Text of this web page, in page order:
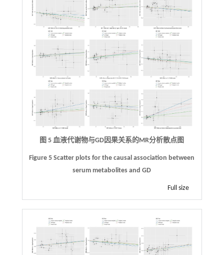
图 5 血液代谢物与GD 因果关系的MR分析散点图
Figure 5 Scatter plots for the causal association between
serum metabolites and GD
Full size